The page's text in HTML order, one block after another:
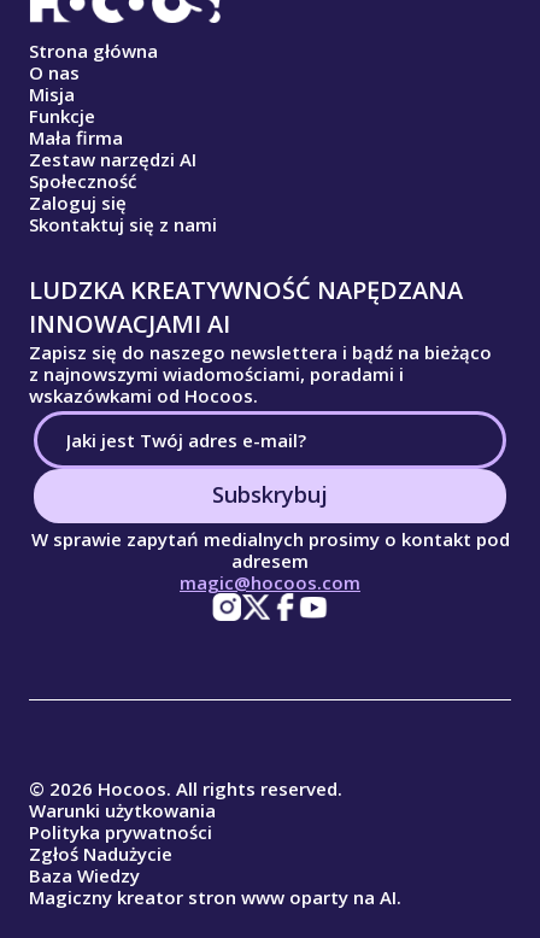
Strona główna
O nas
Misja
Funkcje
Mała firma
Zestaw narzędzi AI
Społeczność
Zaloguj się
Skontaktuj się z nami
LUDZKA KREATYWNOŚĆ NAPĘDZANA
INNOWACJAMI AI
Zapisz się do naszego newslettera i bądź na bieżąco
z najnowszymi wiadomościami, poradami i
wskazówkami od Hocoos.
Subskrybuj
W sprawie zapytań medialnych prosimy o kontakt pod
adresem
magic@hocoos.com
© 2026 Hocoos. All rights reserved.
Warunki użytkowania
Polityka prywatności
Zgłoś Nadużycie
Baza Wiedzy
Magiczny kreator stron www oparty na AI.